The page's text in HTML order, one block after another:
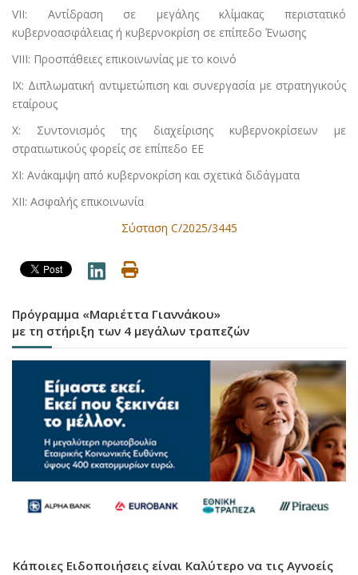
VII: Αντίδραση σε μεγάλης κλίμακας περιστατικό
κυβερνοασφάλειας ή κυβερνοκρίση σε επίπεδο Ένωσης
VIII: Προσπάθειες επικοινωνίας με το κοινό
IX: Διπλωματική αντιμετώπιση και συνεργασία με στρατηγικούς
εταίρους
X: Συντονισμός της διαχείρισης κυβερνοκρίσεων με
στρατιωτικούς φορείς σε επίπεδο ΕΕ
XI: Ανάκαμψη από κυβερνοκρίση και σχετικά διδάγματα
XII: Ασφαλής επικοινωνία
Σύσταση C/2025/3445
Πρόγραμμα «Μαριέττα Γιαννάκου»
με τη στήριξη των 4 μεγάλων τραπεζών
Κάποιες Ειδοποιήσεις είναι Καλύτερο να τις Αγνοείς